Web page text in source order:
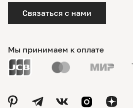
Мы принимаем к оплате
Связаться с нами